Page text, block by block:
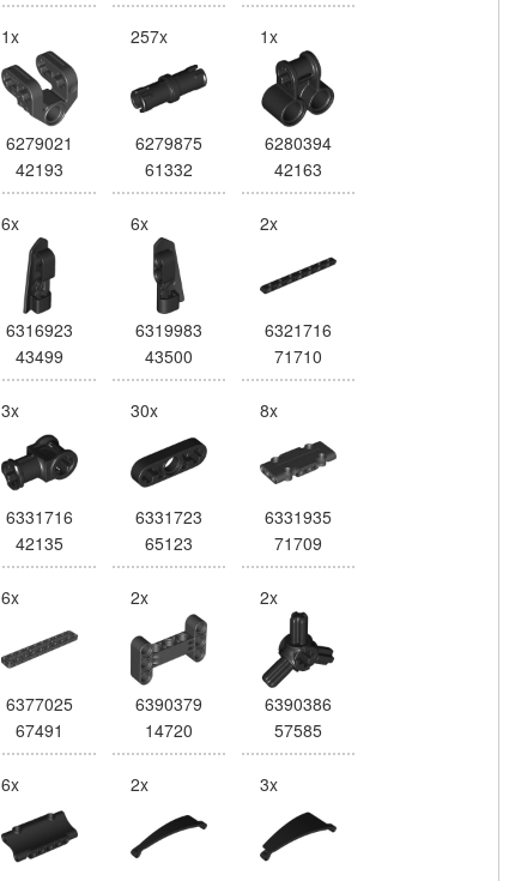
1x
6279021
42193
257x
6279875
61332
1x
6280394
42163
6x
6316923
43499
6x
6319983
43500
2x
6321716
71710
3x
6331716
42135
30x
6331723
65123
8x
6331935
71709
6x
6377025
67491
2x
6390379
14720
2x
6390386
57585
6x 2x 3x